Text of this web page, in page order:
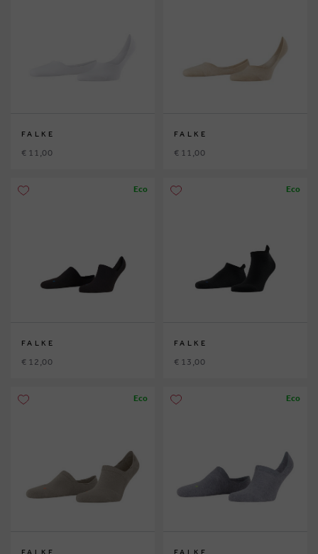
FALKE
€ 11,00
FALKE
€ 11,00
Eco
FALKE
€ 12,00
Eco
FALKE
€ 13,00
Eco Eco